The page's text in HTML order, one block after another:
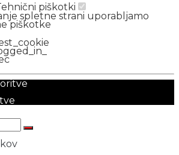
piškotki
spletne strani uporabljamo
piškotke